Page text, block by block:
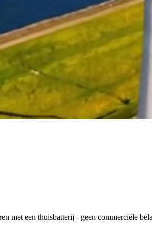
met een thuisbatterij - geen commerciële